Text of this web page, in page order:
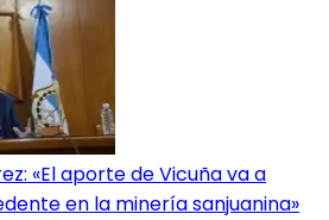
«El aporte de Vicuña va a
en la minería sanjuanina»